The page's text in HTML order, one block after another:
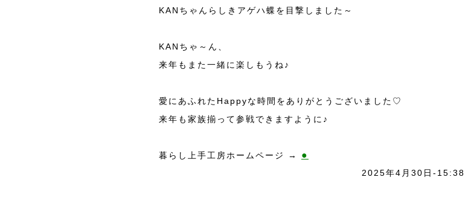
KANちゃんらしきアゲハ蝶を目撃しました～
KANちゃ～ん、
来年もまた一緒に楽しもうね♪
愛にあふれたHappyな時間をありがとうございました♡
来年も家族揃って参戦できますように♪
暮らし上手工房ホームページ → ●
2025年4月30日-15:38